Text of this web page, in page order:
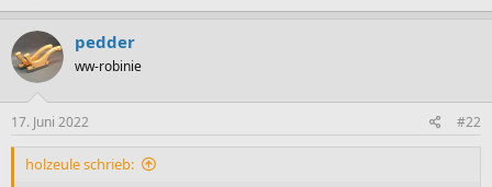
pedder
ww-robinie
17. Juni 2022 #22
holzeule schrieb: